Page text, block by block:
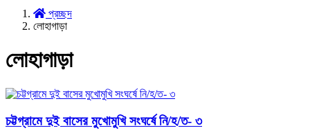
প্রচ্ছদ
লোহাগাড়া
লোহাগাড়া
চট্টগ্রামে দুই বাসের মুখোমুখি সংঘর্ষে নি/হ/ত- ৩